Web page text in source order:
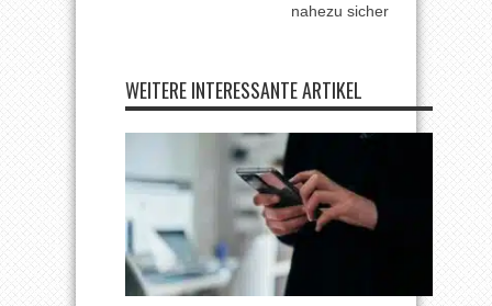
nahezu sicher
WEITERE INTERESSANTE ARTIKEL